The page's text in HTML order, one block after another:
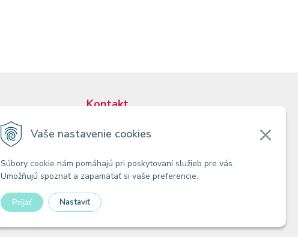
Vaše nastavenie cookies
Súbory cookie nám pomáhajú pri poskytovaní služieb pre vás.
Umožňujú spoznať a zapamätať si vaše preferencie.
Prijať Nastaviť
Kontakt
Odberné miesta